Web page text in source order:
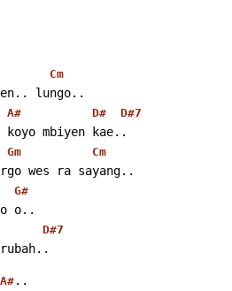
Cm
lungo..
A# D# D#7
koyo mbiyen kae..
Gm Cm
wes ra sayang..
G#
o..
D#7
A# ..